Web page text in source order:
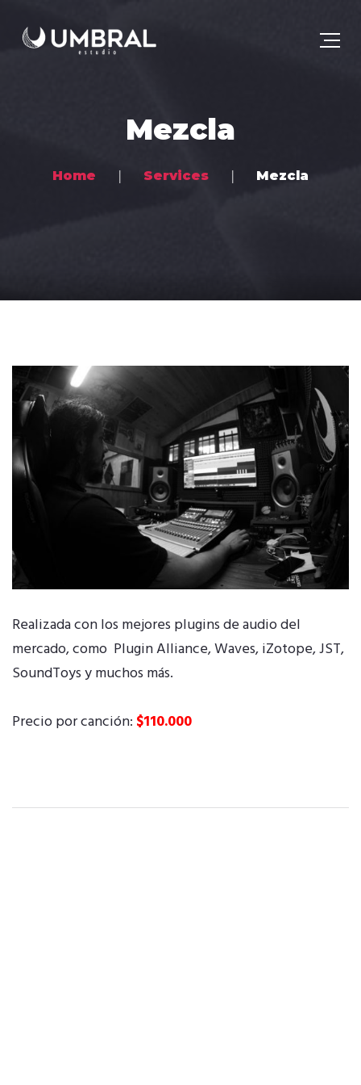
Mezcla
Home Services Mezcla
Realizada con los mejores plugins de audio del
mercado, como Plugin Alliance, Waves, iZotope, JST,
SoundToys y muchos más.
Precio por canción: $110.000